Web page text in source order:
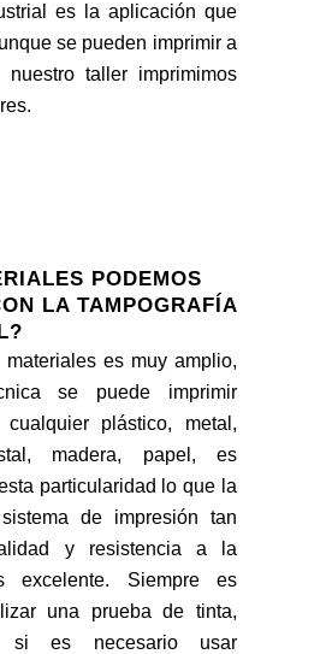
es la aplicación que
se pueden imprimir a
taller imprimimos
PODEMOS
LA TAMPOGRAFÍA
es muy amplio,
se puede imprimir
cualquier plástico, metal,
madera, papel, es
particularidad lo que la
de impresión tan
y resistencia a la
excelente. Siempre es
una prueba de tinta,
si es necesario usar